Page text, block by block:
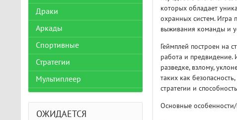
которых обладает
охранных систем. Игра
выживания команды и
Геймплей построен на
работа и предвидение.
разведке, взлому,
таких как
стратегии и
Основные
Драки
Аркады
Спортивные
Стратегии
Мультиплеер
ОЖИДАЕТСЯ